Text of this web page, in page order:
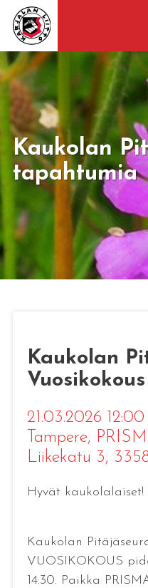
Kaukolan
tapahtumia
Kaukolan
Vuosikokous
21.03.2026
Tampere,
Liikekatu 3,
Hyvät kaukolalaiset!
Kaukolan
VUOSIKOKOUS
14:30. Paikka